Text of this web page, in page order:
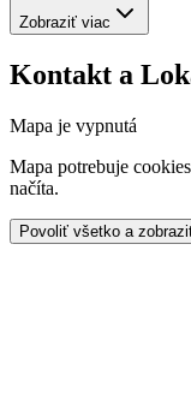
Zobraziť viac
Kontakt a
Mapa je vypnutá
Mapa potrebuje
načíta.
Povoliť všetko a